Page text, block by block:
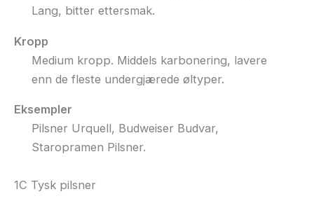
Lang, bitter ettersmak.
Kropp
Medium kropp. Middels karbonering, lavere
enn de fleste undergjærede øltyper.
Eksempler
Pilsner Urquell, Budweiser Budvar,
Staropramen Pilsner.
1C Tysk pilsner